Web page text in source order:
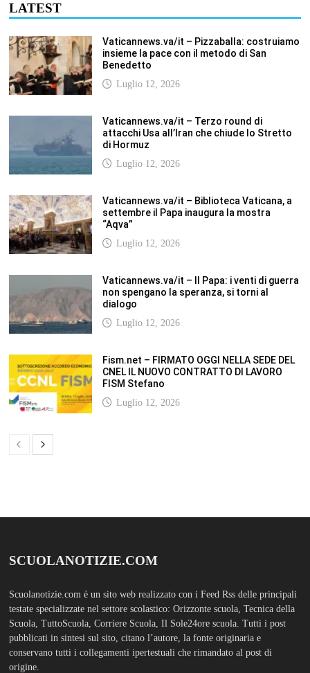
LATEST
Vaticannews.va/it – Pizzaballa: costruiamo
insieme la pace con il metodo di San
Benedetto
Luglio 12, 2026
Vaticannews.va/it – Terzo round di
attacchi Usa all’Iran che chiude lo Stretto
di Hormuz
Luglio 12, 2026
Vaticannews.va/it – Biblioteca Vaticana, a
settembre il Papa inaugura la mostra
“Aqva”
Luglio 12, 2026
Vaticannews.va/it – Il Papa: i venti di guerra
non spengano la speranza, si torni al
dialogo
Luglio 12, 2026
Fism.net – FIRMATO OGGI NELLA SEDE DEL
CNEL IL NUOVO CONTRATTO DI LAVORO
FISM Stefano
Luglio 12, 2026
SCUOLANOTIZIE.COM
Scuolanotizie.com è un sito web realizzato con i Feed Rss delle principali
testate specializzate nel settore scolastico: Orizzonte scuola, Tecnica della
Scuola, TuttoScuola, Corriere Scuola, Il Sole24ore scuola. Tutti i post
pubblicati in sintesi sul sito, citano l’autore, la fonte originaria e
conservano tutti i collegamenti ipertestuali che rimandato al post di
origine.